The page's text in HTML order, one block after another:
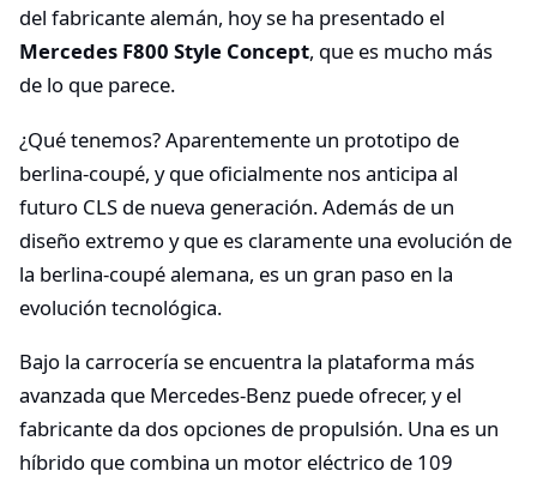
del fabricante alemán, hoy se ha presentado el
Mercedes F800 Style Concept, que es mucho más
de lo que parece.
¿Qué tenemos? Aparentemente un prototipo de
berlina-coupé, y que oficialmente nos anticipa al
futuro CLS de nueva generación. Además de un
diseño extremo y que es claramente una evolución de
la berlina-coupé alemana, es un gran paso en la
evolución tecnológica.
Bajo la carrocería se encuentra la plataforma más
avanzada que Mercedes-Benz puede ofrecer, y el
fabricante da dos opciones de propulsión. Una es un
híbrido que combina un motor eléctrico de 109